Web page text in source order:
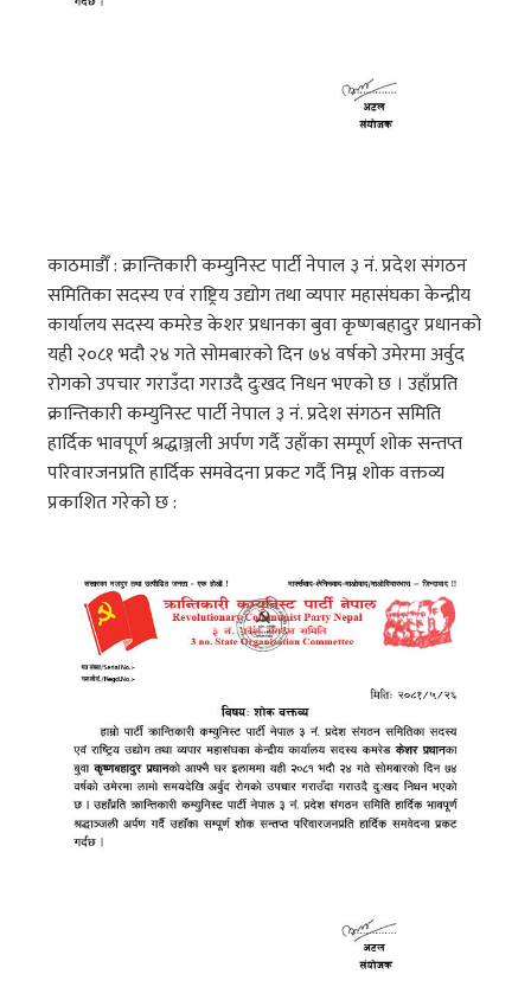
काठमाडाैँ : क्रान्तिकारी कम्युनिस्ट पार्टी नेपाल ३ नं. प्रदेश संगठन
समितिका सदस्य एवं राष्ट्रिय उद्योग तथा व्यपार महासंघका केन्द्रीय
कार्यालय सदस्य कमरेड केशर प्रधानका बुवा कृष्णबहादुर प्रधानको
यही २०८१ भदौ २४ गते सोमबारको दिन ७४ वर्षको उमेरमा अर्वुद
रोगको उपचार गराउँदा गराउदै दुःखद निधन भएको छ । उहाँप्रति
क्रान्तिकारी कम्युनिस्ट पार्टी नेपाल ३ नं. प्रदेश संगठन समिति
हार्दिक भावपूर्ण श्रद्धाञ्जली अर्पण गर्दै उहाँका सम्पूर्ण शोक सन्तप्त
परिवारजनप्रति हार्दिक समवेदना प्रकट गर्दै निम्न शोक वक्तव्य
प्रकाशित गरेको छ :